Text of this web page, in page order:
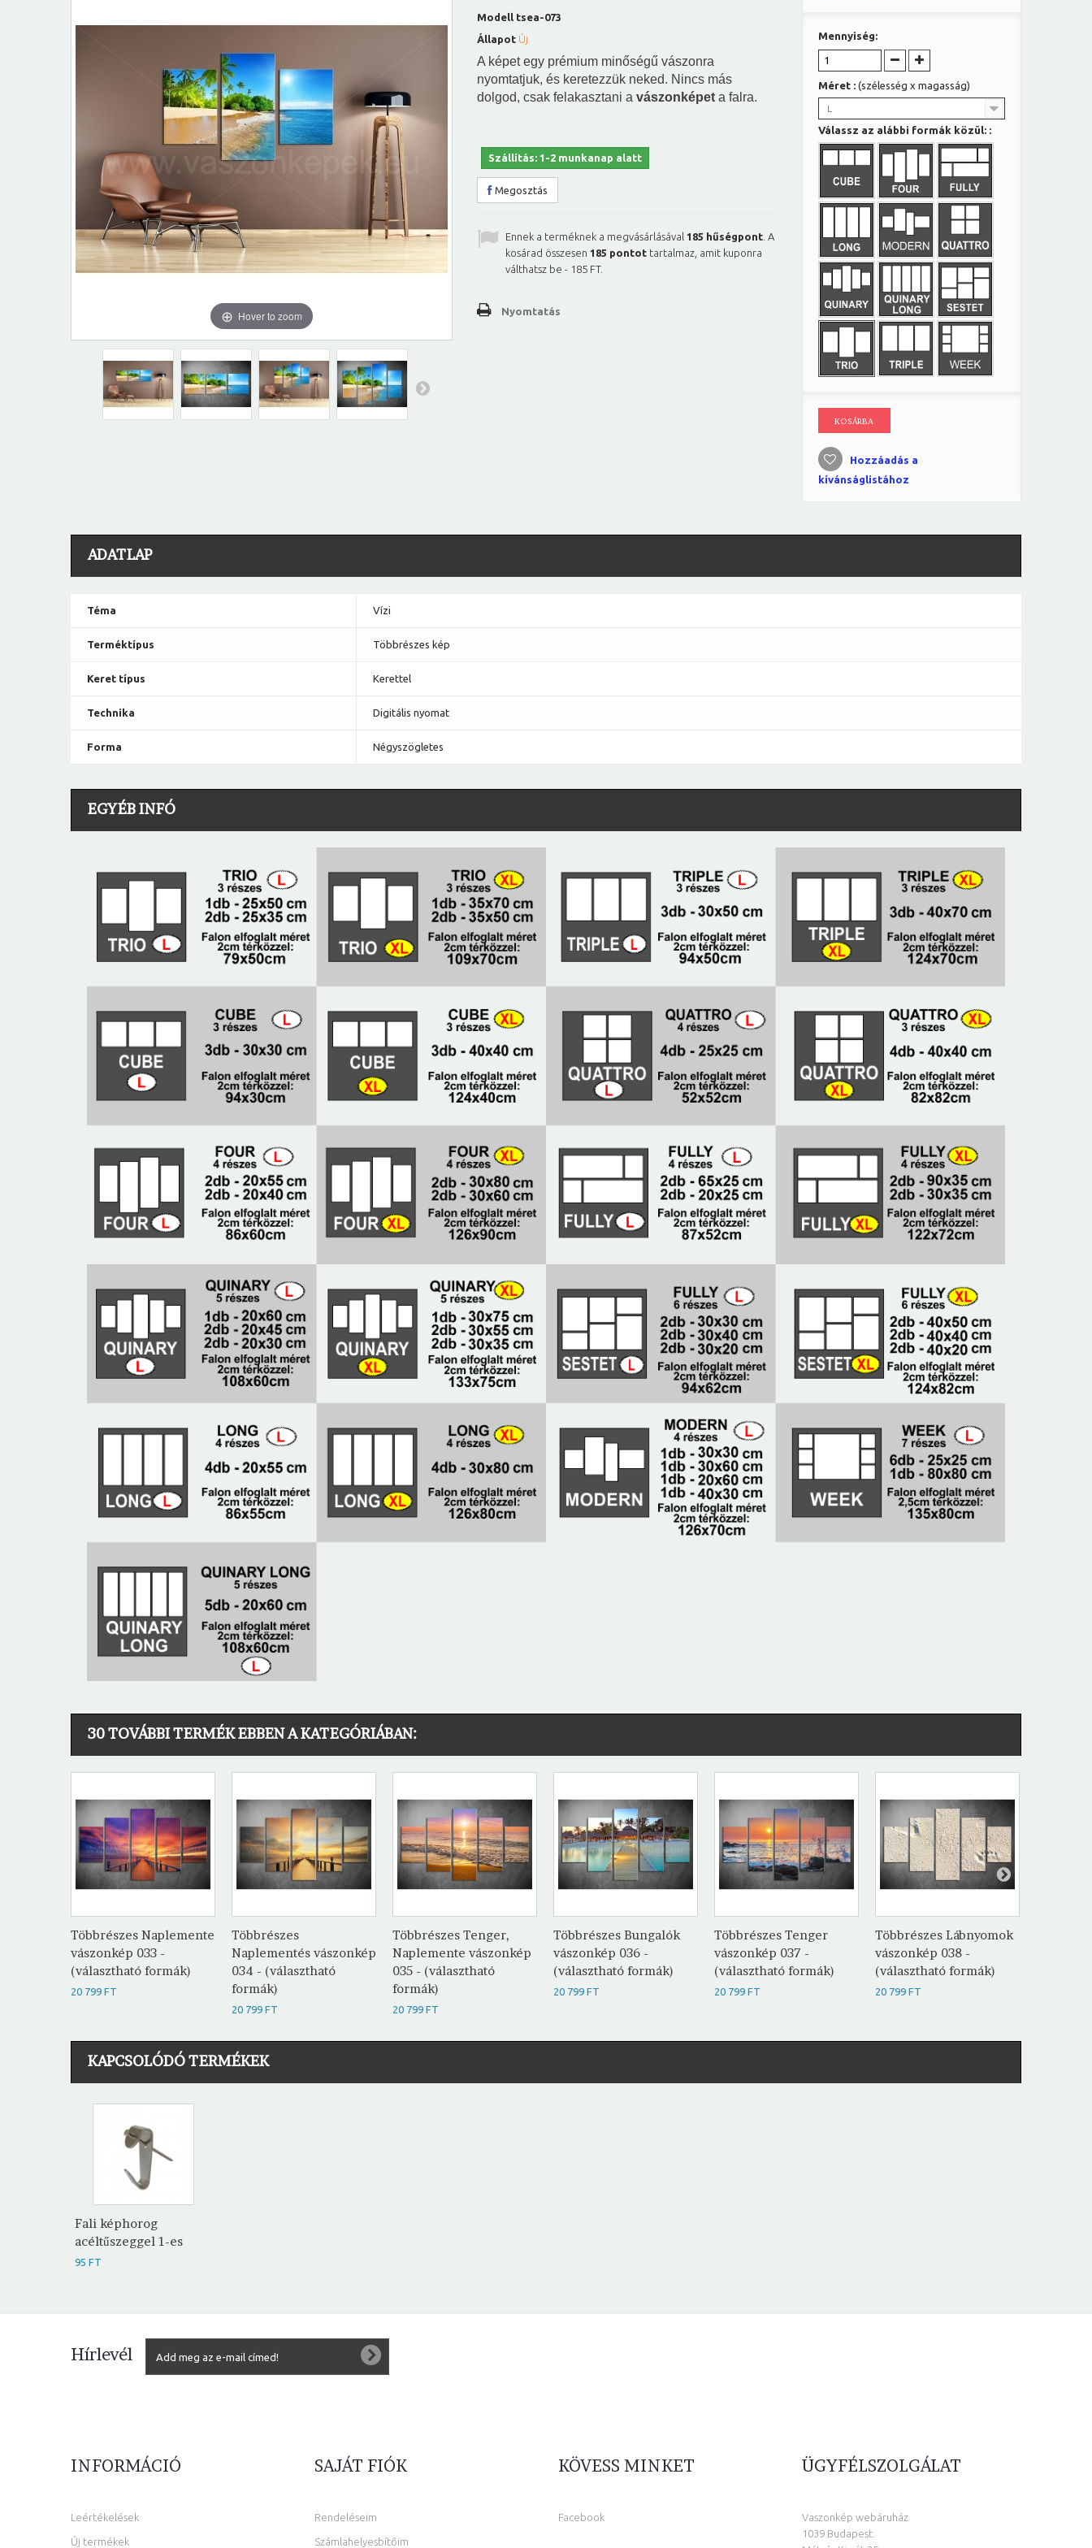
Hover to zoom
Modell tsea-073
Állapot Új
A képet egy prémium minőségű vászonra
nyomtatjuk, és keretezzük neked. Nincs más
dolgod, csak felakasztani a vászonképet a falra.
Szállítás: 1-2 munkanap alatt
Megosztás
Ennek a terméknek a megvásárlásával 185 hűségpont . A
kosárad összesen 185 pontot tartalmaz, amit kuponra
válthatsz be - 185 FT.
Nyomtatás
Mennyiség:
Méret : (szélesség x magasság)
L
Válassz az alábbi formák közül: :
KOSÁRBA
Hozzáadás a
kívánságlistához
ADATLAP
Téma Vízi
Terméktípus Többrészes kép
Keret típus Kerettel
Technika Digitális nyomat
Forma Négyszögletes
EGYÉB INFÓ
30 TOVÁBBI TERMÉK EBBEN A KATEGÓRIÁBAN:
Többrészes Naplemente
vászonkép 033 -
(választható formák)
20 799 FT
Többrészes
Naplementés vászonkép
034 - (választható
formák)
20 799 FT
Többrészes Tenger,
Naplemente vászonkép
035 - (választható
formák)
20 799 FT
Többrészes Bungalók
vászonkép 036 -
(választható formák)
20 799 FT
Többrészes Tenger
vászonkép 037 -
(választható formák)
20 799 FT
Többrészes Lábnyomok
vászonkép 038 -
(választható formák)
20 799 FT
KAPCSOLÓDÓ TERMÉKEK
Fali képhorog
acéltűszeggel 1-es
95 FT
Hírlevél
INFORMÁCIÓ
Leértékelések
Új termékek
SAJÁT FIÓK
Rendeléseim
Számlahelyesbítőim
KÖVESS MINKET
Facebook
ÜGYFÉLSZOLGÁLAT
Vaszonkép webáruház
1039 Budapest.